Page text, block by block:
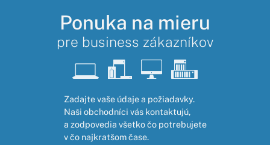
Ponuka na mieru
pre business zákazníkov
Zadajte vaše údaje a požiadavky.
Naši obchodníci vás kontaktujú,
a zodpovedia všetko čo potrebujete
v čo najkratšom čase.